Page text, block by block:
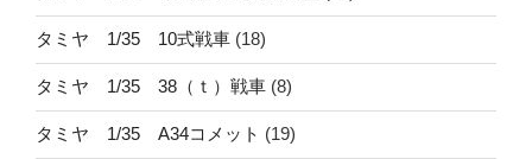
タミヤ 1/35 10式戦車 (18)
タミヤ 1/35 38（ｔ）戦車 (8)
タミヤ 1/35 A34コメット (19)